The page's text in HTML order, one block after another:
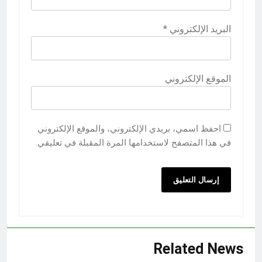
البريد الإلكتروني *
الموقع الإلكتروني
احفظ اسمي، بريدي الإلكتروني، والموقع الإلكتروني
في هذا المتصفح لاستخدامها المرة المقبلة في تعليقي.
Related News